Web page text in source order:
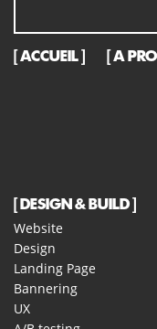
ACCUEIL A
DESIGN & BUILD
Website
Design
Landing Page
Bannering
UX